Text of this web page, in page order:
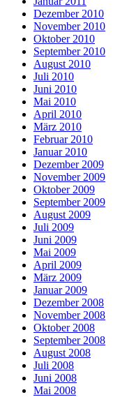
Dezember 2010
November 2010
Oktober 2010
September 2010
August 2010
Juli 2010
Juni 2010
Mai 2010
April 2010
März 2010
Februar 2010
Januar 2010
Dezember 2009
November 2009
Oktober 2009
September 2009
August 2009
Juli 2009
Juni 2009
Mai 2009
April 2009
März 2009
Januar 2009
Dezember 2008
November 2008
Oktober 2008
September 2008
August 2008
Juli 2008
Juni 2008
Mai 2008